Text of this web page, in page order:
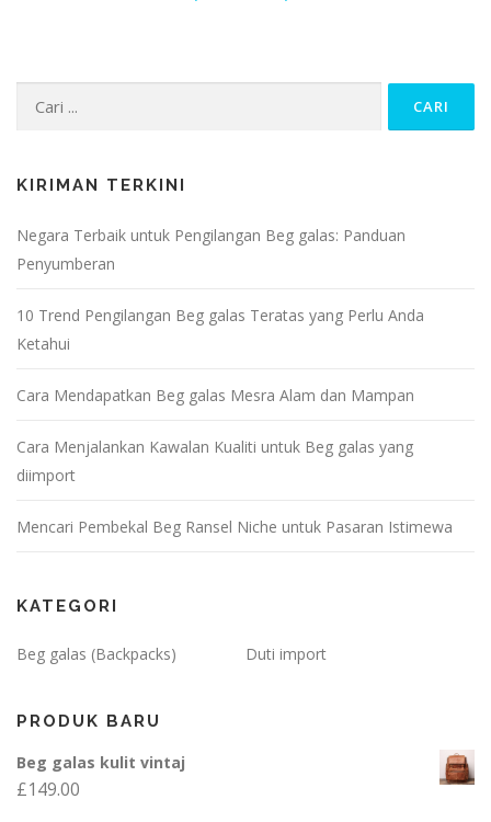
Cari:
KIRIMAN TERKINI
Negara Terbaik untuk Pengilangan Beg galas: Panduan
Penyumberan
10 Trend Pengilangan Beg galas Teratas yang Perlu Anda
Ketahui
Cara Mendapatkan Beg galas Mesra Alam dan Mampan
Cara Menjalankan Kawalan Kualiti untuk Beg galas yang
diimport
Mencari Pembekal Beg Ransel Niche untuk Pasaran Istimewa
KATEGORI
Beg galas (Backpacks) Duti import
PRODUK BARU
Beg galas kulit vintaj
£149.00